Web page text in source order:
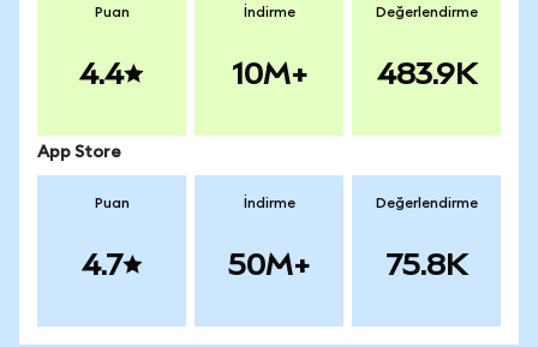
Puan
4.4
İndirme
10M+
Değerlendirme
483.9K
App Store
Puan
4.7
İndirme
50M+
Değerlendirme
75.8K